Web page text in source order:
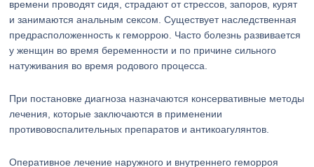
времени проводят сидя, страдают от стрессов, запоров, курят
и занимаются анальным сексом. Существует наследственная
предрасположенность к геморрою. Часто болезнь развивается
у женщин во время беременности и по причине сильного
натуживания во время родового процесса.
При постановке диагноза назначаются консервативные методы
лечения, которые заключаются в применении
противовоспалительных препаратов и антикоагулянтов.
Оперативное лечение наружного и внутреннего геморроя